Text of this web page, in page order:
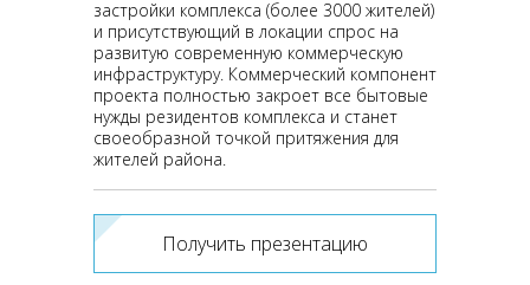
застройки комплекса (более 3000 жителей)
и присутствующий в локации спрос на
развитую современную коммерческую
инфраструктуру. Коммерческий компонент
проекта полностью закроет все бытовые
нужды резидентов комплекса и станет
своеобразной точкой притяжения для
жителей района.
Получить презентацию